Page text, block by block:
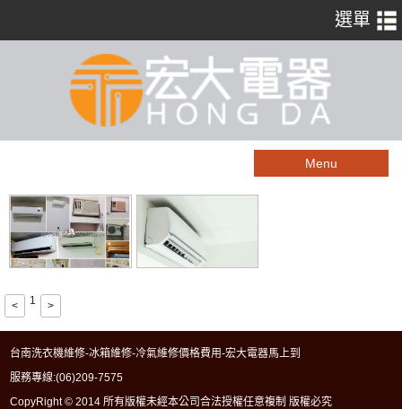
Menu
< 1 >
台南洗衣機維修-冰箱維修-冷氣維修價格費用-宏大電器馬上到
服務專線:(06)209-7575
CopyRight © 2014 所有版權未經本公司合法授權任意複制 版權必究